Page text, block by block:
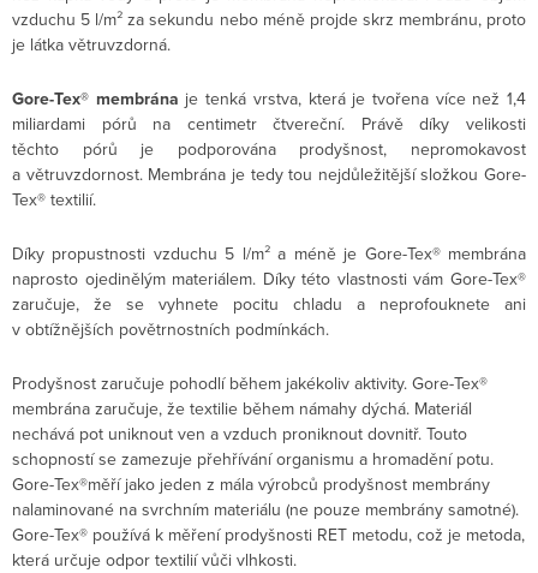
vzduchu 5 l/m² za sekundu nebo méně projde skrz membránu, proto
je látka větruvzdorná.
Gore-Tex® membrána je tenká vrstva, která je tvořena více než 1,4
miliardami pórů na centimetr čtvereční. Právě díky velikosti
těchto pórů je podporována prodyšnost, nepromokavost
a větruvzdornost. Membrána je tedy tou nejdůležitější složkou Gore-
Tex® textilií.
Díky propustnosti vzduchu 5 l/m² a méně je Gore-Tex® membrána
naprosto ojedinělým materiálem. Díky této vlastnosti vám Gore-Tex®
zaručuje, že se vyhnete pocitu chladu a neprofouknete ani
v obtížnějších povětrnostních podmínkách.
Prodyšnost zaručuje pohodlí během jakékoliv aktivity. Gore-Tex®
membrána zaručuje, že textilie během námahy dýchá. Materiál
nechává pot uniknout ven a vzduch proniknout dovnitř. Touto
schopností se zamezuje přehřívání organismu a hromadění potu.
Gore-Tex®měří jako jeden z mála výrobců prodyšnost membrány
nalaminované na svrchním materiálu (ne pouze membrány samotné).
Gore-Tex® používá k měření prodyšnosti RET metodu, což je metoda,
která určuje odpor textilií vůči vlhkosti.